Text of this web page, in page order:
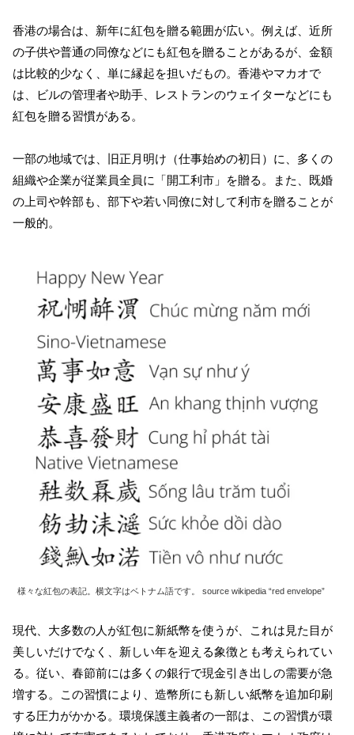
香港の場合は、新年に紅包を贈る範囲が広い。例えば、近所
の子供や普通の同僚などにも紅包を贈ることがあるが、金額
は比較的少なく、単に縁起を担いだもの。香港やマカオで
は、ビルの管理者や助手、レストランのウェイターなどにも
紅包を贈る習慣がある。
一部の地域では、旧正月明け（仕事始めの初日）に、多くの
組織や企業が従業員全員に「開工利市」を贈る。また、既婚
の上司や幹部も、部下や若い同僚に対して利市を贈ることが
一般的。
様々な紅包の表記。横文字はベトナム語です。 source wikipedia “red envelope”
現代、大多数の人が紅包に新紙幣を使うが、これは見た目が
美しいだけでなく、新しい年を迎える象徴とも考えられてい
る。従い、春節前には多くの銀行で現金引き出しの需要が急
増する。この習慣により、造幣所にも新しい紙幣を追加印刷
する圧力がかかる。環境保護主義者の一部は、この習慣が環